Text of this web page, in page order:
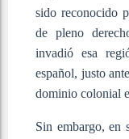
sido reconocido
de pleno
invadió esa
español, justo
dominio colonial
Sin embargo, en